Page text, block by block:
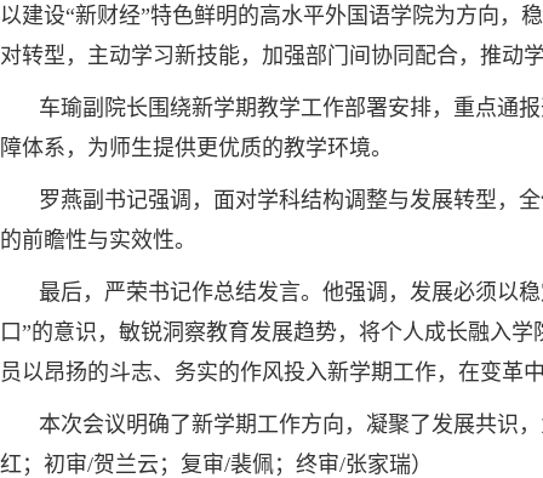
以建设“新财经”特色鲜明的高水平外国语学院为方向，
对转型，主动学习新技能，加强部门间协同配合，推动
车瑜副院长围绕新学期教学工作部署安排，重点通
障体系，为师生提供更优质的教学环境。
罗燕副书记强调，面对学科结构调整与发展转型，
的前瞻性与实效性。
最后，严荣书记作总结发言。他强调，发展必须以
口”的意识，敏锐洞察教育发展趋势，将个人成长融入
员以昂扬的斗志、务实的作风投入新学期工作，在变革
本次会议明确了新学期工作方向，凝聚了发展共识
红；初审/贺兰云；复审/裴佩；终审/张家瑞）